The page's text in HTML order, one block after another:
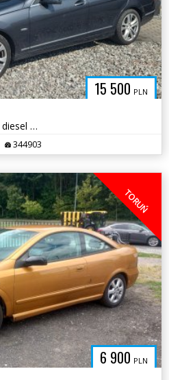
15 500 PLN
Mercedes C-Klasa W204 2,2 diesel * Automat Klimatyzacja Hak Zadbany *
344903
6 900 PLN
TORUŃ